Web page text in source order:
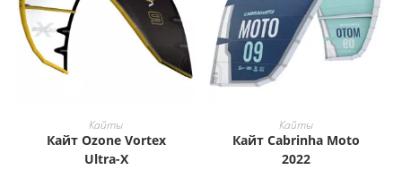
ВЫБЕРИТЕ ПАРАМЕТРЫ
товар
имеет
несколько
вариаций.
Опции
Кайты
Кайт Ozone Vortex
Ultra-X
ВЫБЕРИТЕ ПАРАМЕТРЫ
товар
имеет
несколько
вариаций.
Опции
Кайты
Кайт Cabrinha Moto
2022